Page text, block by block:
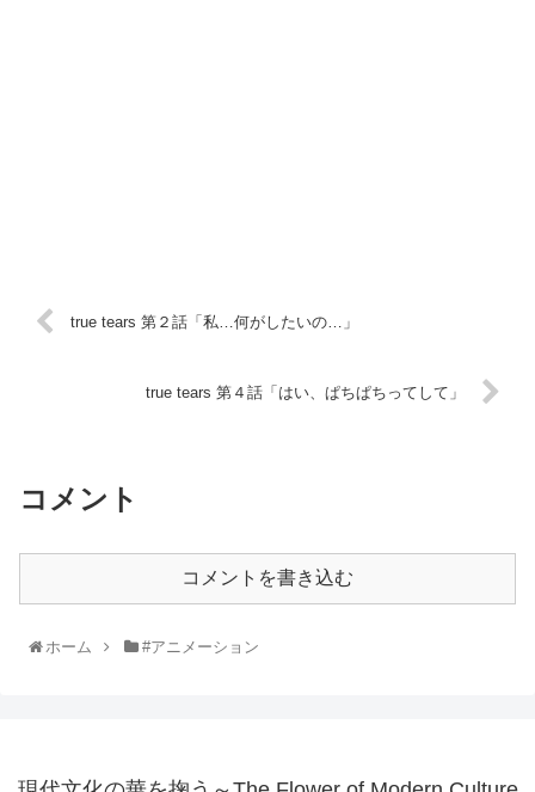
true tears 第２話「私…何がしたいの…」
true tears 第４話「はい、ぱちぱちってして」
コメント
コメントを書き込む
ホーム #アニメーション